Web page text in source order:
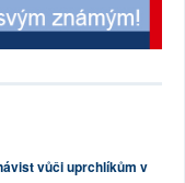
vůči uprchlíkům v